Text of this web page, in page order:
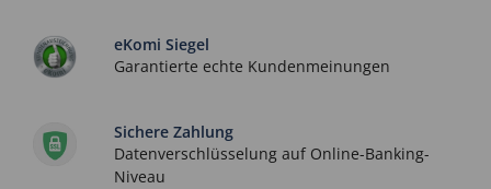
eKomi Siegel
Garantierte echte Kundenmeinungen
Sichere Zahlung
Datenverschlüsselung auf Online-Banking-
Niveau